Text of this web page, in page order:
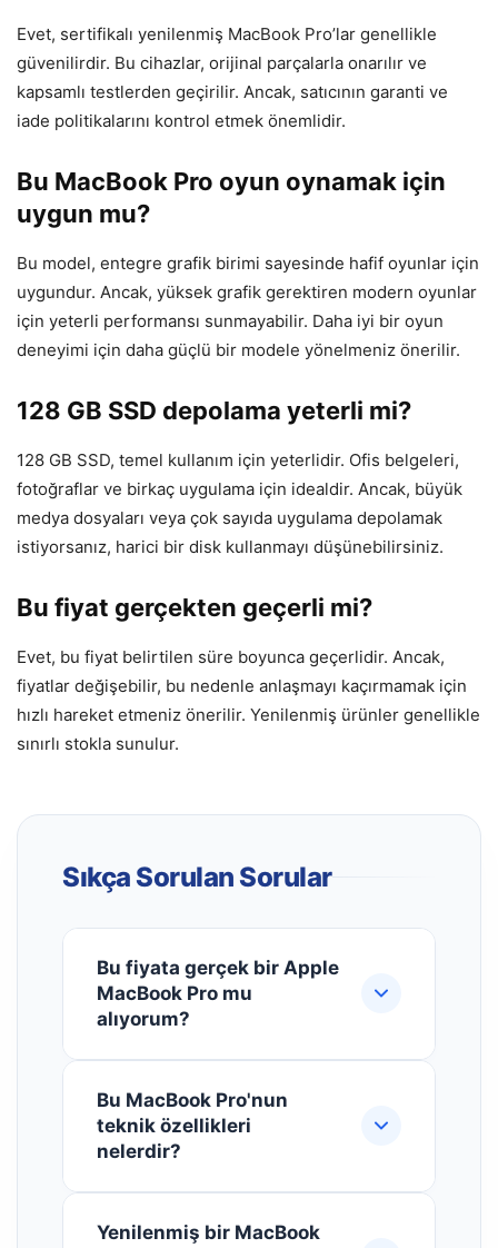
Evet, sertifikalı yenilenmiş MacBook Pro’lar genellikle
güvenilirdir. Bu cihazlar, orijinal parçalarla onarılır ve
kapsamlı testlerden geçirilir. Ancak, satıcının garanti ve
iade politikalarını kontrol etmek önemlidir.
Bu MacBook Pro oyun oynamak için
uygun mu?
Bu model, entegre grafik birimi sayesinde hafif oyunlar için
uygundur. Ancak, yüksek grafik gerektiren modern oyunlar
için yeterli performansı sunmayabilir. Daha iyi bir oyun
deneyimi için daha güçlü bir modele yönelmeniz önerilir.
128 GB SSD depolama yeterli mi?
128 GB SSD, temel kullanım için yeterlidir. Ofis belgeleri,
fotoğraflar ve birkaç uygulama için idealdir. Ancak, büyük
medya dosyaları veya çok sayıda uygulama depolamak
istiyorsanız, harici bir disk kullanmayı düşünebilirsiniz.
Bu fiyat gerçekten geçerli mi?
Evet, bu fiyat belirtilen süre boyunca geçerlidir. Ancak,
fiyatlar değişebilir, bu nedenle anlaşmayı kaçırmamak için
hızlı hareket etmeniz önerilir. Yenilenmiş ürünler genellikle
sınırlı stokla sunulur.
Sıkça Sorulan Sorular
Bu fiyata gerçek bir Apple
MacBook Pro mu
alıyorum?
sertifikalı bir Apple MacBook Pro
modelidir. 249,99 $ fiyat, orijinal
indirim anlamına gelir. Cihaz, Apple’ın
kalite standartlarına uygun şekilde
Bu MacBook Pro'nun
teknik özellikleri
nelerdir?
işlemci, 4 GB bellek, 128 GB SSD
Yenilenmiş bir MacBook